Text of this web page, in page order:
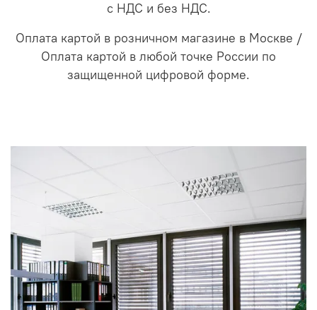
с НДС и без НДС.
Оплата картой в розничном магазине в Москве /
Оплата картой в любой точке России по
защищенной цифровой форме.